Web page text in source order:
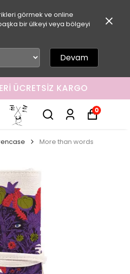
görmek ve online
bir ülkeyi veya bölgeyi
Devam
ÜCRETSIZ KARGO
0
More than words